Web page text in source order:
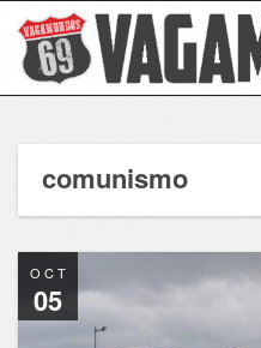
comunismo
OCT
05